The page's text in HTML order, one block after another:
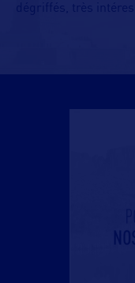
dégriffés, très